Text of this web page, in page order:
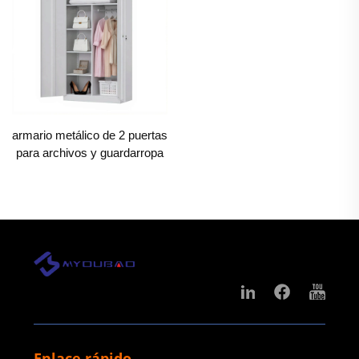
resistente que el acero laminado en caliente. Esto
otorga al Locker Metálico una resistencia inigualable a
daños físicos: puede soportar golpes accidentales de
sillas de oficina, arañazos de herramientas en fábricas
todo sin mostrar signos de desgaste. A diferencia de
Locker Metálico permanece estructuralmente sólido,
alta humedad. Los lockers de plástico, que con el
tiempo se vuelven frágiles, a menudo se agrietan
cuando están expuestos a objetos pesados o
armario metálico de 2 puertas
para archivos y guardarropa